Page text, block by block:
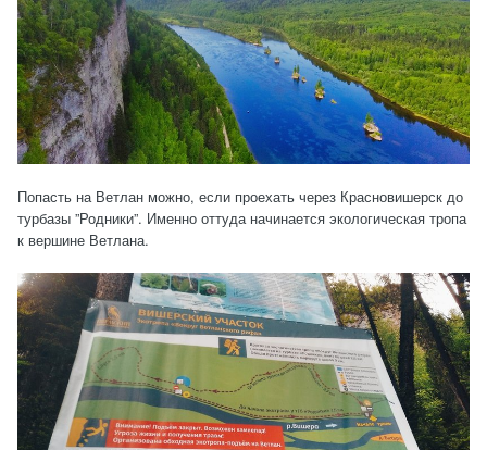
Попасть на Ветлан можно, если проехать через Красновишерск до
турбазы ”Родники”. Именно оттуда начинается экологическая тропа
к вершине Ветлана.